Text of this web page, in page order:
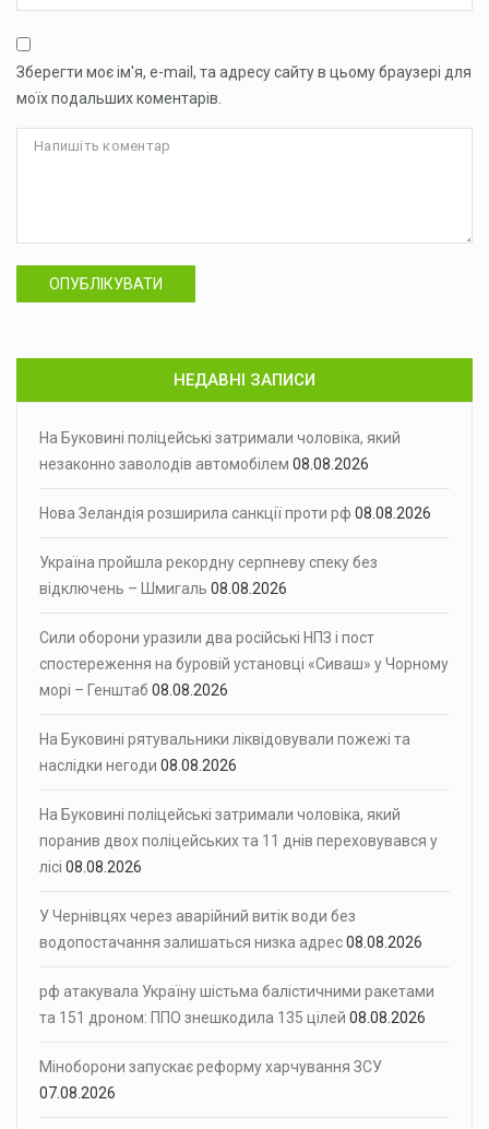
Зберегти моє ім'я, e-mail, та адресу сайту в цьому браузері для
моїх подальших коментарів.
ОПУБЛІКУВАТИ
НЕДАВНІ ЗАПИСИ
На Буковині поліцейські затримали чоловіка, який
незаконно заволодів автомобілем 08.08.2026
Нова Зеландія розширила санкції проти рф 08.08.2026
Україна пройшла рекордну серпневу спеку без
відключень – Шмигаль 08.08.2026
Сили оборони уразили два російські НПЗ і пост
спостереження на буровій установці «Сиваш» у Чорному
морі – Генштаб 08.08.2026
На Буковині рятувальники ліквідовували пожежі та
наслідки негоди 08.08.2026
На Буковині поліцейські затримали чоловіка, який
поранив двох поліцейських та 11 днів переховувався у
лісі 08.08.2026
У Чернівцях через аварійний витік води без
водопостачання залишаться низка адрес08.08.2026
рф атакувала Україну шістьма балістичними ракетами
та 151 дроном: ППО знешкодила 135 цілей 08.08.2026
Міноборони запускає реформу харчування ЗСУ
07.08.2026